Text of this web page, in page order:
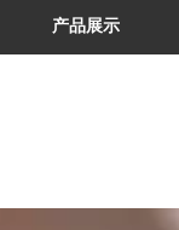
产品展示